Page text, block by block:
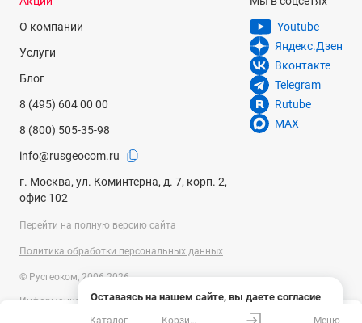
Оставаясь на нашем сайте, вы даете согласие
на использование файлов cookies и сбор данных
О компании
Услуги
Блог
8 (495) 604 00 00
8 (800) 505-35-98
info@rusgeocom.ru
г. Москва, ул. Коминтерна, д. 7, корп. 2,
офис 102
Youtube
Яндекс.Дзен
Вконтакте
Telegram
Rutube
MAX
Перейти на полную версию сайта
Политика обработки персональных данных
© Русгеоком, 2006-2026
Информация на сайте носит справочный характер и не является
публичной офертой, определяемой положениями Статьи 437
Каталог Меню